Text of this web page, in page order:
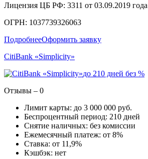
Лицензия ЦБ РФ: 3311 от 03.09.2019 года
ОГРН: 1037739326063
ПодробнееОформить заявку
CitiBank «Simplicity»
до 210 дней без %
Отзывы – 0
Лимит карты: до 3 000 000 руб.
Беспроцентный период: 210 дней
Снятие наличных: без комиссии
Ежемесячный платеж: от 8%
Ставка: от 11,9%
Кэшбэк: нет